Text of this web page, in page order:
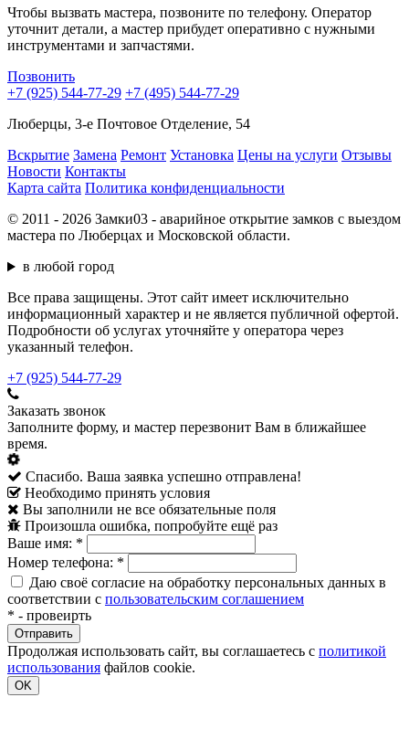
Чтобы вызвать мастера, позвоните по телефону. Оператор
уточнит детали, а мастер прибудет оперативно с нужными
инструментами и запчастями.
Позвонить
+7 (925) 544-77-29 +7 (495) 544-77-29
Люберцы, 3-е Почтовое Отделение, 54
Вскрытие Замена Ремонт Установка Цены на услуги Отзывы
Новости Контакты
Карта сайта Политика конфиденциальности
© 2011 - 2026 Замки03 - аварийное открытие замков с выездом
мастера по Люберцах и Московской области.
в любой город
Все права защищены. Этот сайт имеет исключительно
информационный характер и не является публичной офертой.
Подробности об услугах уточняйте у оператора через
указанный телефон.
+7 (925) 544-77-29
Заказать звонок
Заполните форму, и мастер перезвонит Вам в ближайшее
время.
Спасибо. Ваша заявка успешно отправлена!
Необходимо принять условия
Вы заполнили не все обязательные поля
Произошла ошибка, попробуйте ещё раз
Ваше имя: *
Номер телефона: *
Даю своё согласие на обработку персональных данных в
соответствии с пользовательским соглашением
* - провеирть
Продолжая использовать сайт, вы соглашаетесь с политикой
использования файлов cookie.
OK